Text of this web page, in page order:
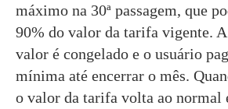
máximo na 30ª passagem, que
90% do valor da tarifa vigente.
valor é congelado e o usuário
mínima até encerrar o mês.
o valor da tarifa volta ao normal